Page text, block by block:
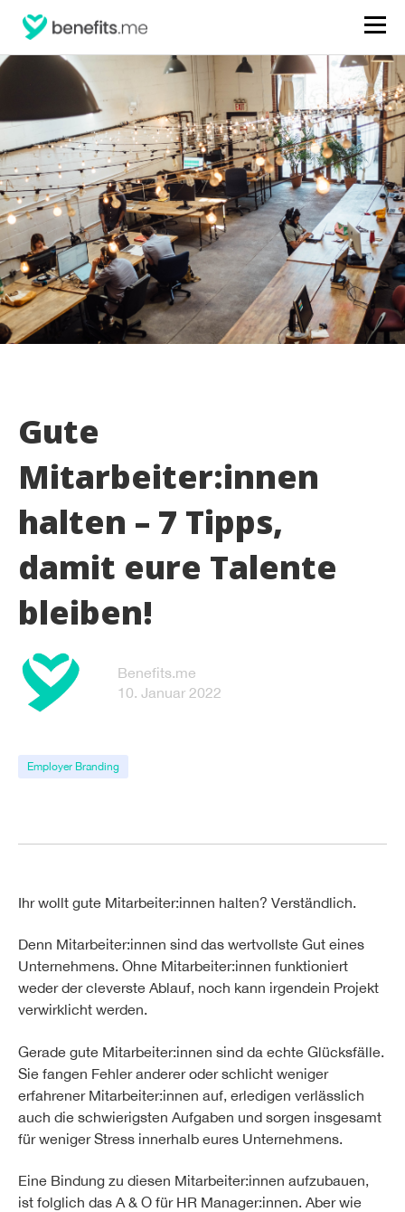
Gute
Mitarbeiter:innen
halten – 7 Tipps,
damit eure Talente
bleiben!
Benefits.me
10. Januar 2022
Employer Branding
Ihr wollt gute Mitarbeiter:innen halten? Verständlich.
Denn Mitarbeiter:innen sind das wertvollste Gut eines
Unternehmens. Ohne Mitarbeiter:innen funktioniert
weder der cleverste Ablauf, noch kann irgendein Projekt
verwirklicht werden.
Gerade gute Mitarbeiter:innen sind da echte Glücksfälle.
Sie fangen Fehler anderer oder schlicht weniger
erfahrener Mitarbeiter:innen auf, erledigen verlässlich
auch die schwierigsten Aufgaben und sorgen insgesamt
für weniger Stress innerhalb eures Unternehmens.
Eine Bindung zu diesen Mitarbeiter:innen aufzubauen,
ist folglich das A & O für HR Manager:innen. Aber wie